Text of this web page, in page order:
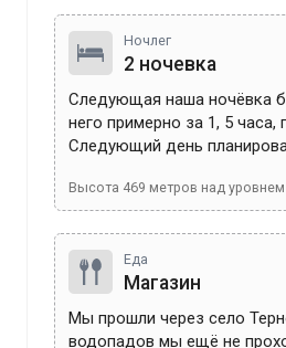
Ночлег
2 ночевка
Следующая наша ночёвка
него примерно за 1, 5 часа,
Следующий день
Высота 469 метров над
Еда
Магазин
Мы прошли через село
водопадов мы ещё не